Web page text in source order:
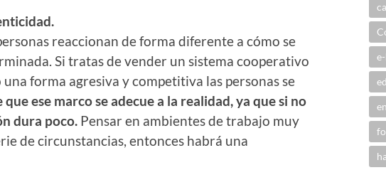
reaccionan de forma diferente a cómo se
Si tratas de vender un sistema cooperativo
forma agresiva y competitiva las personas se
ese marco se adecue a la realidad, ya que si no
dura poco. Pensar en ambientes de trabajo muy
de circunstancias, entonces habrá una